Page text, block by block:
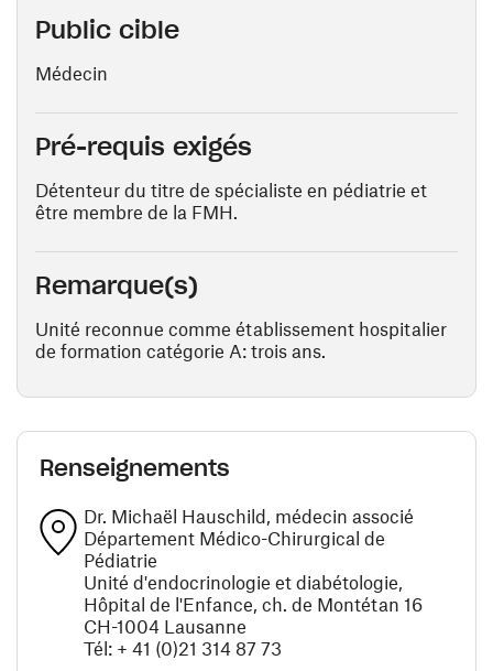
Public cible
Médecin
Pré-requis exigés
Détenteur du titre de spécialiste en pédiatrie et
être membre de la FMH.
Remarque(s)
Unité reconnue comme établissement hospitalier
de formation catégorie A: trois ans.
Renseignements
Dr. Michaël Hauschild, médecin associé
Département Médico-Chirurgical de
Pédiatrie
Unité d'endocrinologie et diabétologie,
Hôpital de l'Enfance, ch. de Montétan 16
CH-1004 Lausanne
Tél: + 41 (0)21 314 87 73